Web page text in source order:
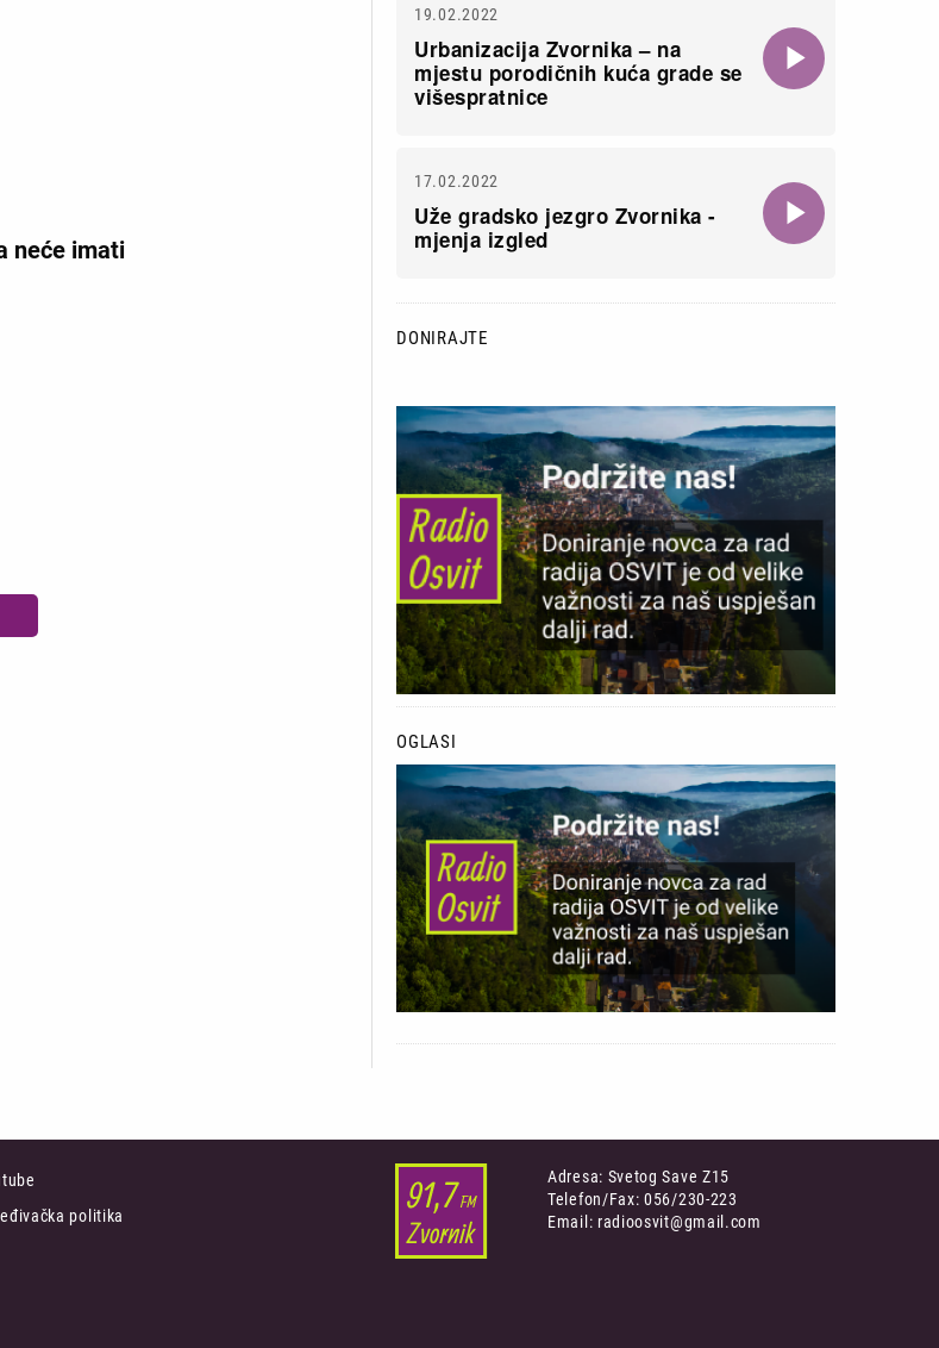
neće imati
19.02.2022
Urbanizacija Zvornika – na
mjestu porodičnih kuća grade se
višespratnice
17.02.2022
Uže gradsko jezgro Zvornika -
mjenja izgled
DONIRAJTE
Slika
OGLASI
politika
Adresa: Svetog Save Z15
Telefon/Fax: 056/230-223
Email: radioosvit@gmail.com